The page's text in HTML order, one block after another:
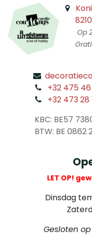
Op
Gratis
+32 475
+32 473 28
KBC: BE57
BTW: BE 0862
LET OP!
Dinsdag
Gesloten